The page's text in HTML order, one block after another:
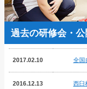
過去の研修会・
2017.02.10 全国
2016.12.13 西臼